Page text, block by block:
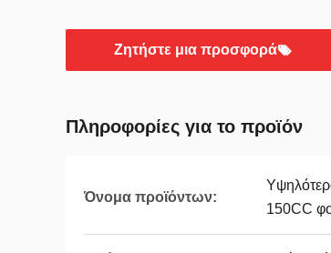
Ζητήστε μια προσφορά
Πληροφορίες για το προϊόν
Όνομα προϊόντων:
150CC